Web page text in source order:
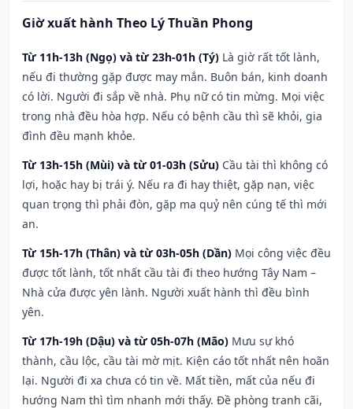
Giờ xuất hành Theo Lý Thuần Phong
Từ 11h-13h (Ngọ) và từ 23h-01h (Tý) Là giờ rất tốt lành,
nếu đi thường gặp được may mắn. Buôn bán, kinh doanh
có lời. Người đi sắp về nhà. Phụ nữ có tin mừng. Mọi việc
trong nhà đều hòa hợp. Nếu có bệnh cầu thì sẽ khỏi, gia
đình đều mạnh khỏe.
Từ 13h-15h (Mùi) và từ 01-03h (Sửu) Cầu tài thì không có
lợi, hoặc hay bị trái ý. Nếu ra đi hay thiệt, gặp nạn, việc
quan trọng thì phải đòn, gặp ma quỷ nên cúng tế thì mới
an.
Từ 15h-17h (Thân) và từ 03h-05h (Dần) Mọi công việc đều
được tốt lành, tốt nhất cầu tài đi theo hướng Tây Nam –
Nhà cửa được yên lành. Người xuất hành thì đều bình
yên.
Từ 17h-19h (Dậu) và từ 05h-07h (Mão) Mưu sự khó
thành, cầu lộc, cầu tài mờ mịt. Kiện cáo tốt nhất nên hoãn
lại. Người đi xa chưa có tin về. Mất tiền, mất của nếu đi
hướng Nam thì tìm nhanh mới thấy. Đề phòng tranh cãi,